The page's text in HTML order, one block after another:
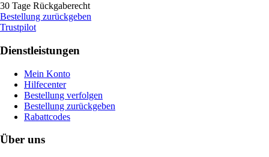
30 Tage Rückgaberecht
Bestellung zurückgeben
Trustpilot
Dienstleistungen
Mein Konto
Hilfecenter
Bestellung verfolgen
Bestellung zurückgeben
Rabattcodes
Über uns